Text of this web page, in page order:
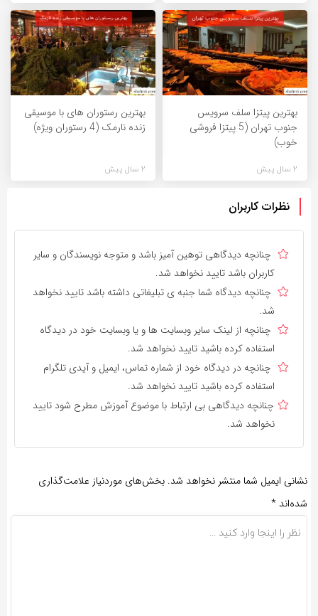
بهترین پیتزا سلف سرویس
جنوب تهران (5 پیتزا فروشی
خوب)
2 سال پیش
بهترین رستوران های با موسیقی
زنده نارمک (4 رستوران ویژه)
2 سال پیش
نظرات کاربران
چنانچه دیدگاهی توهین آمیز باشد و متوجه نویسندگان و سایر
کاربران باشد تایید نخواهد شد.
چنانچه دیدگاه شما جنبه ی تبلیغاتی داشته باشد تایید نخواهد
شد.
چنانچه از لینک سایر وبسایت ها و یا وبسایت خود در دیدگاه
استفاده کرده باشید تایید نخواهد شد.
چنانچه در دیدگاه خود از شماره تماس، ایمیل و آیدی تلگرام
استفاده کرده باشید تایید نخواهد شد.
چنانچه دیدگاهی بی ارتباط با موضوع آموزش مطرح شود تایید
نخواهد شد.
نشانی ایمیل شما منتشر نخواهد شد. بخش‌های موردنیاز علامت‌گذاری
شده‌اند *